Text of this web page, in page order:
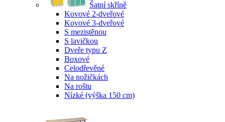
Šatní skříně
Kovové 2-dveřové
Kovové 3-dveřové
S mezistěnou
S lavičkou
Dveře typu Z
Boxové
Celodřevěné
Na nožičkách
Na roštu
Nízké (výška 150 cm)